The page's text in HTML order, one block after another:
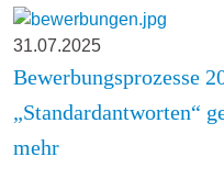
31.07.2025
Bewerbungsprozesse
„Standardantworten“
mehr